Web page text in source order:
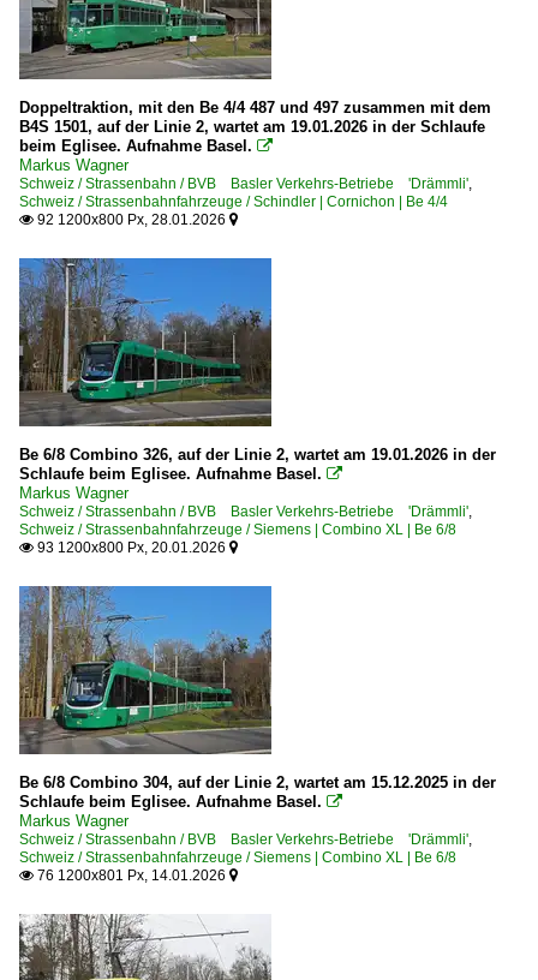
Doppeltraktion, mit den Be 4/4 487 und 497 zusammen mit dem
B4S 1501, auf der Linie 2, wartet am 19.01.2026 in der Schlaufe
beim Eglisee. Aufnahme Basel. 
Markus Wagner
Schweiz / Strassenbahn / BVB Basler Verkehrs-Betriebe 'Drämmli'
Schweiz / Strassenbahnfahrzeuge / Schindler | Cornichon | Be 4/4
 92 1200x800 Px, 28.01.2026 
Be 6/8 Combino 326, auf der Linie 2, wartet am 19.01.2026 in der
Schlaufe beim Eglisee. Aufnahme Basel. 
Markus Wagner
Schweiz / Strassenbahn / BVB Basler Verkehrs-Betriebe 'Drämmli'
Schweiz / Strassenbahnfahrzeuge / Siemens | Combino XL | Be 6/8
 93 1200x800 Px, 20.01.2026 
Be 6/8 Combino 304, auf der Linie 2, wartet am 15.12.2025 in der
Schlaufe beim Eglisee. Aufnahme Basel. 
Markus Wagner
Schweiz / Strassenbahn / BVB Basler Verkehrs-Betriebe 'Drämmli'
Schweiz / Strassenbahnfahrzeuge / Siemens | Combino XL | Be 6/8
 76 1200x801 Px, 14.01.2026 